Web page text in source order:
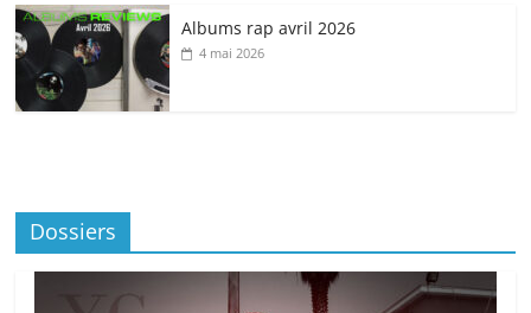
Albums rap avril 2026
4 mai 2026
Dossiers